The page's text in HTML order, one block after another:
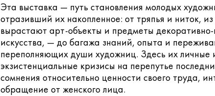
Эта выставка — путь становления молодых
отразивший их накопленное: от тряпья и ниток,
вырастают арт-объекты и предметы
искусства, — до багажа знаний, опыта и
переполняющих души художниц. Здесь их личные
экзистенциальные кризисы на перепутье
сомнения относительно ценности своего труда,
обращение от женского лица.